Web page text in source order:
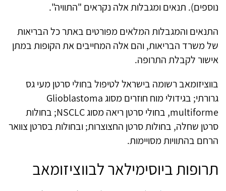
נוספים). תנאים ומגבלות אלה נקראים "התוויה".
התנאים והמגבלות המלאים מפורטים באתר כל הבריאות
של משרד הבריאות, והם אלה המחייבים את הקופות במתן
אישור לקבלת התרופה.
בווציזומאב רשומה בישראל לטיפול בחולי סרטן מעי גס
גרורתי; בגידולי מוח חוזרים מסוג Glioblastoma
multiforme, בחולי סרטן ריאה מסוג NSCLC; בחולות
סרטן שחלה, בחולות סרטן החצוצרות; ובחולות בסרטן צוואר
הרחם בהתוויות מסויימות.
תרופות ביוסימילאר לבווציזומאב